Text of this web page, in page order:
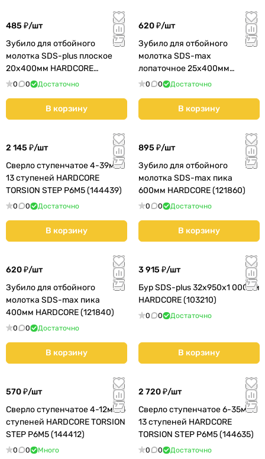
485 ₽/шт
Зубило для отбойного
молотка SDS-plus плоское
20х400мм HARDCORE
(122040)
0 0 Достаточно
В корзину
620 ₽/шт
Зубило для отбойного
молотка SDS-max
лопаточное 25х400мм
HARDCORE (122540)
0 0 Достаточно
В корзину
2 145 ₽/шт
Сверло ступенчатое 4-39мм
13 ступеней HARDCORE
TORSION STEP Р6М5 (144439)
0 0 Достаточно
В корзину
895 ₽/шт
Зубило для отбойного
молотка SDS-max пика
600мм HARDCORE (121860)
0 0 Достаточно
В корзину
620 ₽/шт
Зубило для отбойного
молотка SDS-max пика
400мм HARDCORE (121840)
0 0 Достаточно
В корзину
3 915 ₽/шт
Бур SDS-plus 32х950х1 000мм
HARDCORE (103210)
0 0 Достаточно
В корзину
570 ₽/шт
Сверло ступенчатое 4-12мм 5
ступеней HARDCORE TORSION
STEP Р6М5 (144412)
0 0 Много
2 720 ₽/шт
Сверло ступенчатое 6-35мм
13 ступеней HARDCORE
TORSION STEP Р6М5 (144635)
0 0 Достаточно